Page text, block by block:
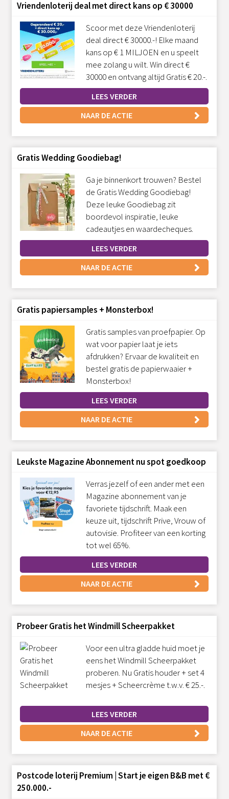
Vriendenloterij deal met direct kans op € 30000
Scoor met deze Vriendenloterij
deal direct € 30000.-! Elke maand
kans op € 1 MILJOEN en u speelt
mee zolang u wilt. Win direct €
30000 en ontvang altijd Gratis € 20.-.
LEES VERDER
NAAR DE ACTIE
Gratis Wedding Goodiebag!
Ga je binnenkort trouwen? Bestel
de Gratis Wedding Goodiebag!
Deze leuke Goodiebag zit
boordevol inspiratie, leuke
cadeautjes en waardecheques.
LEES VERDER
NAAR DE ACTIE
Gratis papiersamples + Monsterbox!
Gratis samples van proefpapier. Op
wat voor papier laat je iets
afdrukken? Ervaar de kwaliteit en
bestel gratis de papierwaaier +
Monsterbox!
LEES VERDER
NAAR DE ACTIE
Leukste Magazine Abonnement nu spot goedkoop
Verras jezelf of een ander met een
Magazine abonnement van je
favoriete tijdschrift. Maak een
keuze uit, tijdschrift Prive, Vrouw of
autovisie. Profiteer van een korting
tot wel 65%.
LEES VERDER
NAAR DE ACTIE
Probeer Gratis het Windmill Scheerpakket
Voor een ultra gladde huid moet je
eens het Windmill Scheerpakket
proberen. Nu Gratis houder + set 4
mesjes + Scheercrème t.w.v. € 25.-.
LEES VERDER
NAAR DE ACTIE
Postcode loterij Premium | Start je eigen B&B met €
250.000.-